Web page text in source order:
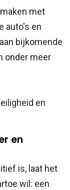
met
auto's en
bijkomende
onder meer
en
en
is, laat het
wil: een